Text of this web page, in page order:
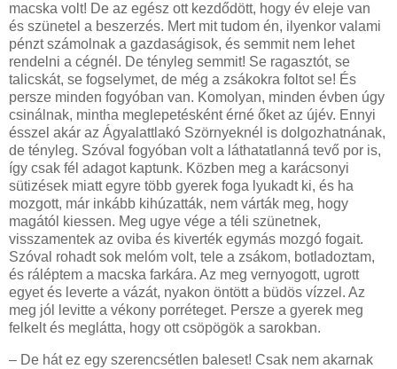
macska volt! De az egész ott kezdődött, hogy év eleje van
és szünetel a beszerzés. Mert mit tudom én, ilyenkor valami
pénzt számolnak a gazdaságisok, és semmit nem lehet
rendelni a cégnél. De tényleg semmit! Se ragasztót, se
talicskát, se fogselymet, de még a zsákokra foltot se! És
persze minden fogyóban van. Komolyan, minden évben úgy
csinálnak, mintha meglepetésként érné őket az újév. Ennyi
ésszel akár az Ágyalattlakó Szörnyeknél is dolgozhatnának,
de tényleg. Szóval fogyóban volt a láthatatlanná tevő por is,
így csak fél adagot kaptunk. Közben meg a karácsonyi
sütizések miatt egyre több gyerek foga lyukadt ki, és ha
mozgott, már inkább kihúzatták, nem várták meg, hogy
magától kiessen. Meg ugye vége a téli szünetnek,
visszamentek az oviba és kiverték egymás mozgó fogait.
Szóval rohadt sok melóm volt, tele a zsákom, botladoztam,
és ráléptem a macska farkára. Az meg vernyogott, ugrott
egyet és leverte a vázát, nyakon öntött a büdös vízzel. Az
meg jól levitte a vékony porréteget. Persze a gyerek meg
felkelt és meglátta, hogy ott csöpögök a sarokban.
– De hát ez egy szerencsétlen baleset! Csak nem akarnak